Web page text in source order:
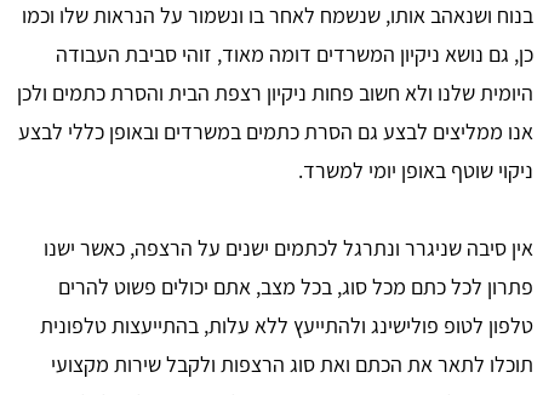
בנוח ושנאהב אותו, שנשמח לאחר בו ונשמור על הנראות שלו וכמו
כן, גם נושא ניקיון המשרדים דומה מאוד, זוהי סביבת העבודה
היומית שלנו ולא חשוב פחות ניקיון רצפת הבית והסרת כתמים ולכן
אנו ממליצים לבצע גם הסרת כתמים במשרדים ובאופן כללי לבצע
ניקוי שוטף באופן יומי למשרד.
אין סיבה שניגרר ונתרגל לכתמים ישנים על הרצפה, כאשר ישנו
פתרון לכל כתם מכל סוג, בכל מצב, אתם יכולים פשוט להרים
טלפון לטופ פולישינג ולהתייעץ ללא עלות, בהתייעצות טלפונית
תוכלו לתאר את הכתם ואת סוג הרצפות ולקבל שירות מקצועי